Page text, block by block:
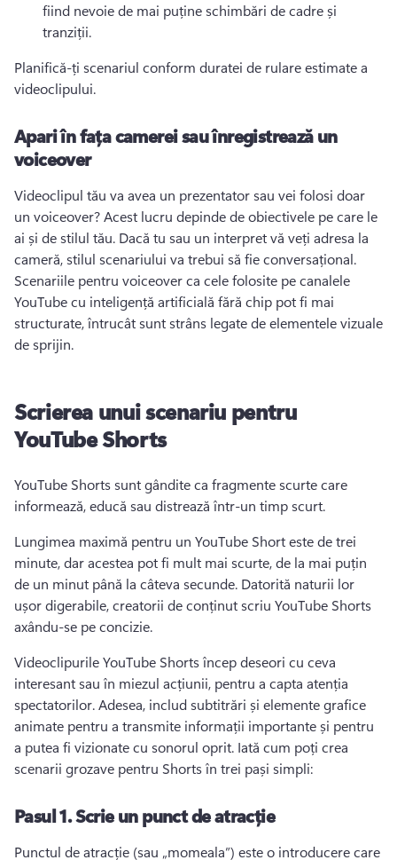
fiind nevoie de mai puține schimbări de cadre și
tranziții.
Planifică-ți scenariul conform duratei de rulare estimate a
videoclipului.
Apari în fața camerei sau înregistrează un
voiceover
Videoclipul tău va avea un prezentator sau vei folosi doar
un voiceover? Acest lucru depinde de obiectivele pe care le
ai și de stilul tău. Dacă tu sau un interpret vă veți adresa la
Scenariile pentru voiceover ca cele folosite pe canalele
YouTube cu inteligență artificială fără chip pot fi mai
structurate, întrucât sunt strâns legate de elementele vizuale
de sprijin.
Scrierea unui scenariu pentru
YouTube Shorts
YouTube Shorts sunt gândite ca fragmente scurte care
informează, educă sau distrează într-un timp scurt.
Lungimea maximă pentru un YouTube Short este de trei
minute, dar acestea pot fi mult mai scurte, de la mai puțin
de un minut până la câteva secunde. Datorită naturii lor
ușor digerabile, creatorii de conținut scriu YouTube Shorts
axându-se pe concizie.
Videoclipurile YouTube Shorts încep deseori cu ceva
interesant sau în miezul acțiunii, pentru a capta atenția
spectatorilor. Adesea, includ subtitrări și elemente grafice
animate pentru a transmite informații importante și pentru
a putea fi vizionate cu sonorul oprit. Iată cum poți crea
scenarii grozave pentru Shorts în trei pași simpli:
Pasul 1.Scrie un punct de atracție
Punctul de atracție (sau „momeala”) este o introducere care